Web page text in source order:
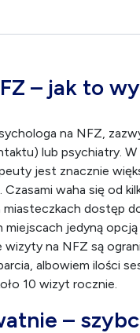
– jak to
na NFZ,
lub psychiatry.
jest znacznie
waha się od
miasteczkach dostęp
jedyną
na NFZ są
albowiem ilości
10 wizyt rocznie.
–